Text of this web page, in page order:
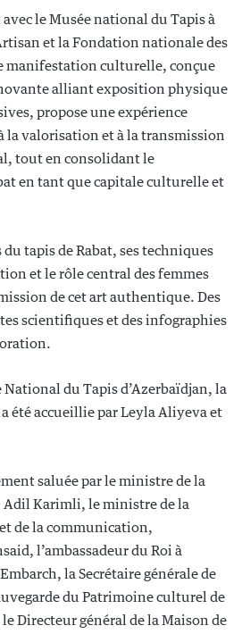
le Musée national du Tapis à
et la Fondation nationale des
manifestation culturelle, conçue
alliant exposition physique
propose une expérience
la valorisation et à la transmission
tout en consolidant le
en tant que capitale culturelle et
tapis de Rabat, ses techniques
et le rôle central des femmes
de cet art authentique. Des
scientifiques et des infographies
National du Tapis d’Azerbaïdjan, la
été accueillie par Leyla Aliyeva et
saluée par le ministre de la
Karimli, le ministre de la
de la communication,
l’ambassadeur du Roi à
la Secrétaire générale de
du Patrimoine culturel de
Directeur général de la Maison de